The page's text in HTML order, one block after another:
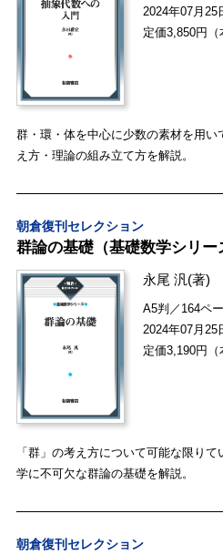
2024年07月25
定価3,850円（
群・環・体を中心に少数の素材を用
え方・理論の組み立て方を解説。
朝倉復刊セレクション
群論の基礎（基礎数学シリー
永尾 汎 (著)
A5判／164ペ
2024年07月25
定価3,190円（
「群」の考え方について可能な限り
学に不可欠な群論の基礎を解説。
朝倉復刊セレクション